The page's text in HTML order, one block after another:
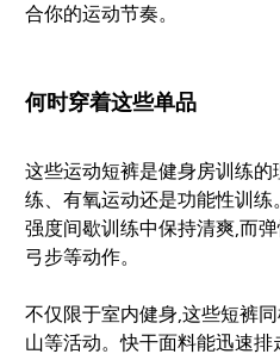
合你的运动节奏。
何时穿着这些单品
这些运动短裤是健身房训练的
练、有氧运动还是功能性训
强度间歇训练中保持清爽,而
弓步等动作。
不仅限于室内健身,这些短裤
山等活动。快干面料能迅速